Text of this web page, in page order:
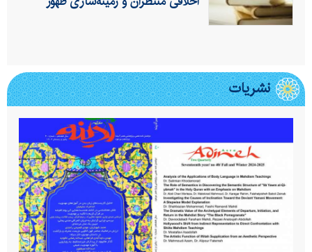
نشریات